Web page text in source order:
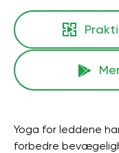
Yoga for leddene
forbedre